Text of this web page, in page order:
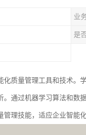
业
是
质量管理工具和技术。
通过机器学习算法和数
理技能，适应企业智能化